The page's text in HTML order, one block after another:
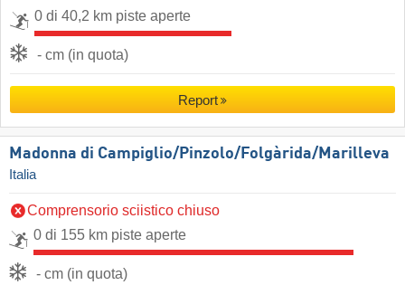
0 di 40,2 km piste aperte
- cm (in quota)
Report
Madonna di Campiglio/​Pinzolo/​Folgàrida/​Marilleva
Italia
Comprensorio sciistico chiuso
0 di 155 km piste aperte
- cm (in quota)